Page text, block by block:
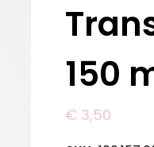
150
€ 3,50